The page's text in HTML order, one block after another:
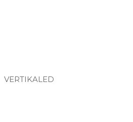
VERTIKALED